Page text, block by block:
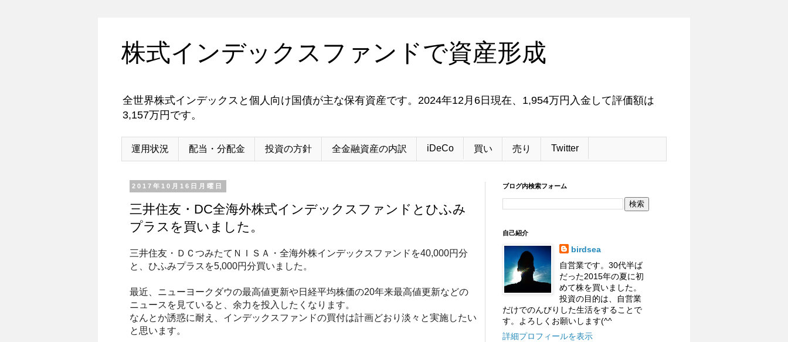
株式インデックスファンドで資産形成
全世界株式インデックスと個人向け国債が主な保有資産です。2024年12月6日現在、1,954万円入金して評価額は
3,157万円です。
運用状況 配当・分配金 投資の方針 全金融資産の内訳 iDeCo 買い 売り Twitter
2017年10月16日月曜日
三井住友・DC全海外株式インデックスファンドとひふみ
プラスを買いました。
三井住友・ＤＣつみたてＮＩＳＡ・全海外株インデックスファンド を40,000円分
と、ひふみプラスを5,000円分買いました。
最近、ニューヨークダウの最高値更新や日経平均株価の20年来最高値更新などの
ニュースを見ていると、余力を投入したくなります。
なんとか誘惑に耐え、インデックスファンドの買付は計画どおり淡々と実施したい
と思います。
ブログ内検索フォーム
自己紹介
birdsea
自営業です。30代半ば
だった2015年の夏に初
めて株を買いました。
投資の目的は、自営業
だけでのんびりした生活をすることで
す。よろしくお願いします(^^
詳細プロフィールを表示